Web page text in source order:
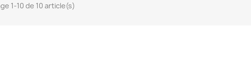
1-10 de 10 article(s)